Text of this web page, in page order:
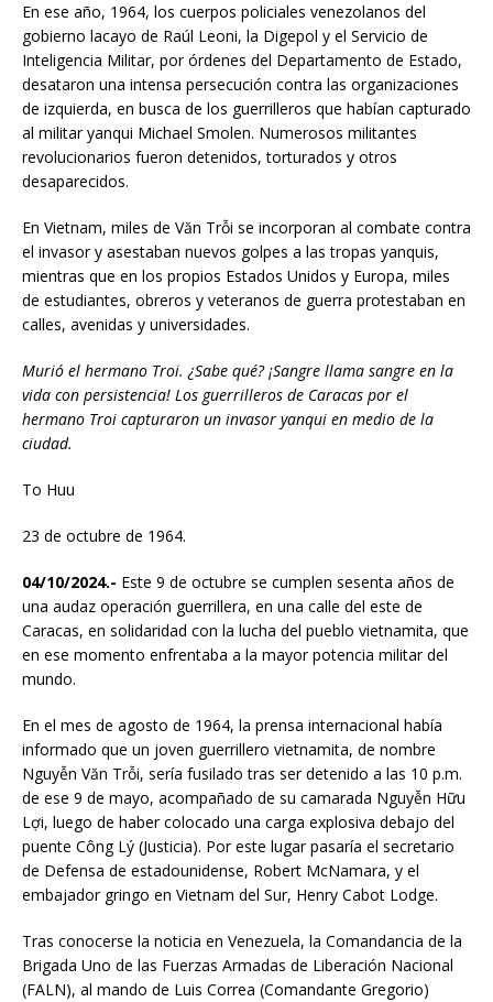
En ese año, 1964, los cuerpos policiales venezolanos del
gobierno lacayo de Raúl Leoni, la Digepol y el Servicio de
Inteligencia Militar, por órdenes del Departamento de Estado,
desataron una intensa persecución contra las organizaciones
de izquierda, en busca de los guerrilleros que habían capturado
al militar yanqui Michael Smolen. Numerosos militantes
revolucionarios fueron detenidos, torturados y otros
desaparecidos.
En Vietnam, miles de Văn Trỗi se incorporan al combate contra
el invasor y asestaban nuevos golpes a las tropas yanquis,
mientras que en los propios Estados Unidos y Europa, miles
de estudiantes, obreros y veteranos de guerra protestaban en
calles, avenidas y universidades.
Murió el hermano Troi. ¿Sabe qué?¡Sangre llama sangre en la
vida con persistencia! Los guerrilleros de Caracas por el
hermano Troi capturaron un invasor yanqui en medio de la
ciudad.
To Huu
23 de octubre de 1964.
04/10/2024.- Este 9 de octubre se cumplen sesenta años de
una audaz operación guerrillera, en una calle del este de
Caracas, en solidaridad con la lucha del pueblo vietnamita, que
en ese momento enfrentaba a la mayor potencia militar del
mundo.
En el mes de agosto de 1964, la prensa internacional había
informado que un joven guerrillero vietnamita, de nombre
Nguyễn Văn Trỗi, sería fusilado tras ser detenido a las 10 p.m.
de ese 9 de mayo, acompañado de su camarada Nguyễn Hữu
Lợi, luego de haber colocado una carga explosiva debajo del
puente Công Lý (Justicia). Por este lugar pasaría el secretario
de Defensa de estadounidense, Robert McNamara, y el
embajador gringo en Vietnam del Sur, Henry Cabot Lodge.
Tras conocerse la noticia en Venezuela, la Comandancia de la
Brigada Uno de las Fuerzas Armadas de Liberación Nacional
(FALN), al mando de Luis Correa (Comandante Gregorio)